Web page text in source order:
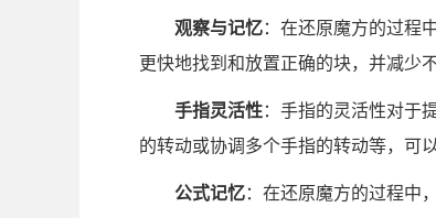
观察与记忆：在还原魔方的过程
更快地找到和放置正确的块，并减少
手指灵活性：手指的灵活性对于
的转动或协调多个手指的转动等，可
公式记忆：在还原魔方的过程中